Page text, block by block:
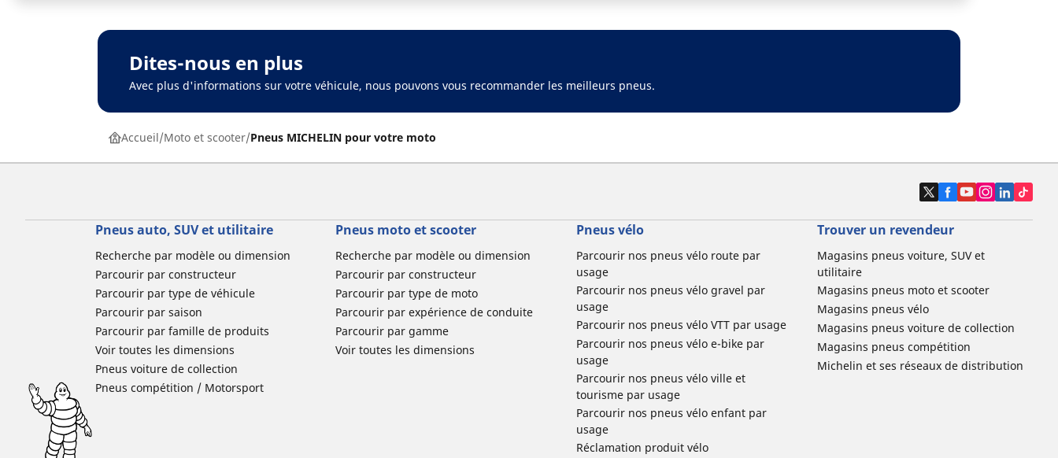
Dites-nous en plus
Avec plus d'informations sur votre véhicule, nous pouvons vous recommander les meilleurs pneus.
Accueil Moto et scooter Pneus MICHELIN pour votre moto
Pneus auto, SUV et utilitaire
Recherche par modèle ou dimension
Parcourir par constructeur
Parcourir par type de véhicule
Parcourir par saison
Parcourir par famille de produits
Voir toutes les dimensions
Pneus voiture de collection
Pneus compétition / Motorsport
Pneus moto et scooter
Recherche par modèle ou dimension
Parcourir par constructeur
Parcourir par type de moto
Parcourir par expérience de conduite
Parcourir par gamme
Voir toutes les dimensions
Pneus vélo
Parcourir nos pneus vélo route par
usage
Parcourir nos pneus vélo gravel par
usage
Parcourir nos pneus vélo VTT par usage
Parcourir nos pneus vélo e-bike par
usage
Parcourir nos pneus vélo ville et
tourisme par usage
Parcourir nos pneus vélo enfant par
usage
Réclamation produit vélo
Trouver un revendeur
Magasins pneus voiture, SUV et
utilitaire
Magasins pneus moto et scooter
Magasins pneus vélo
Magasins pneus voiture de collection
Magasins pneus compétition
Michelin et ses réseaux de distribution